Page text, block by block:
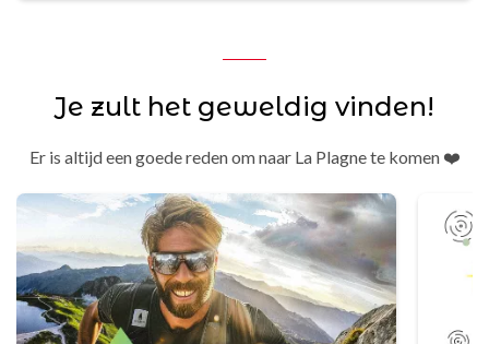
Je zult het geweldig vinden!
Er is altijd een goede reden om naar La Plagne te komen ❤️